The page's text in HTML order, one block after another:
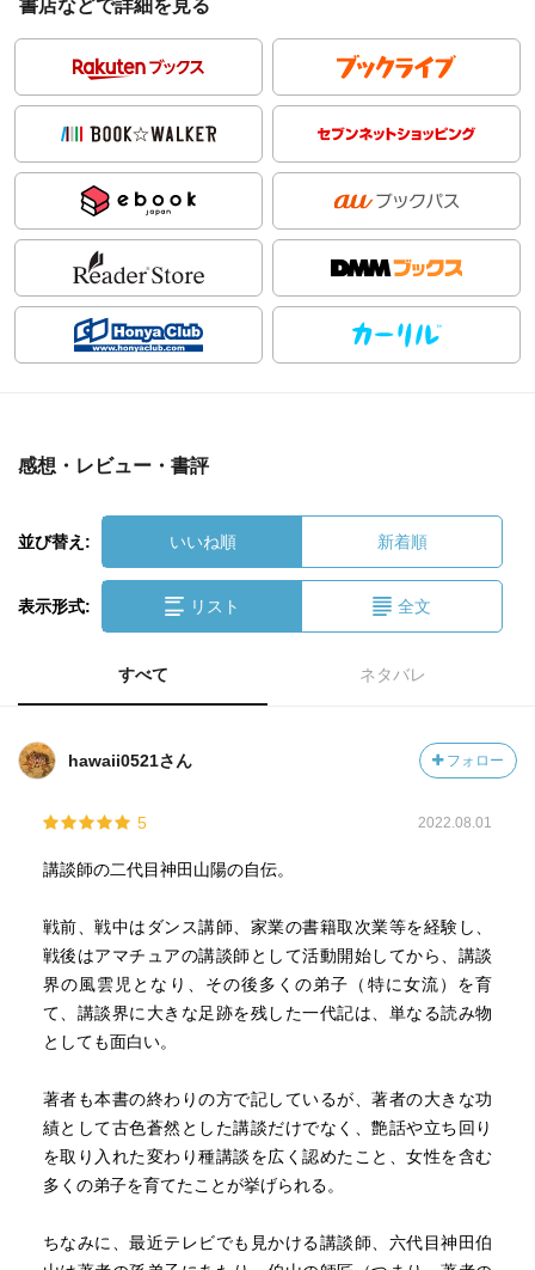
書店などで詳細を見る
感想・レビュー・書評
並び替え: いいね順 新着順
表示形式: リスト 全文
すべて ネタバレ
hawaii0521さん フォロー
5 2022.08.01
講談師の二代目神田山陽の自伝。
戦前、戦中はダンス講師、家業の書籍取次業等を経験し、
戦後はアマチュアの講談師として活動開始してから、講談
界の風雲児となり、その後多くの弟子（特に女流）を育
て、講談界に大きな足跡を残した一代記は、単なる読み物
としても面白い。
著者も本書の終わりの方で記しているが、著者の大きな功
績として古色蒼然とした講談だけでなく、艶話や立ち回り
を取り入れた変わり種講談を広く認めたこと、女性を含む
多くの弟子を育てたことが挙げられる。
ちなみに、最近テレビでも見かける講談師、六代目神田伯